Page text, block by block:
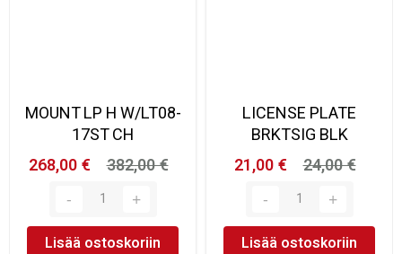
MOUNT LP H W/LT08-
17ST CH
268,00 €
382,00 €
Lisää ostoskoriin
LICENSE PLATE
BRKTSIG BLK
21,00 €
24,00 €
Lisää ostoskoriin